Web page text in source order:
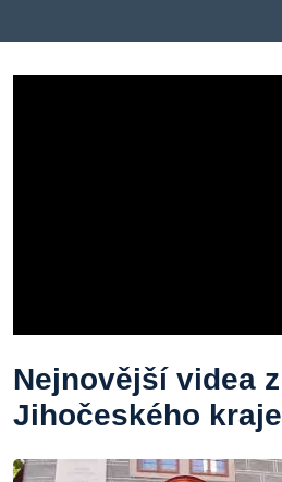
Nejnovější videa z
Jihočeského kraje